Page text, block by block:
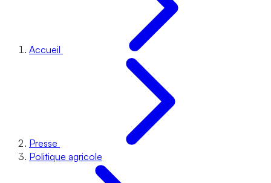
Accueil
Presse
Politique agricole